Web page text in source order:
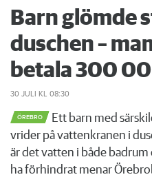
Barn glömde
duschen –
betala 300
30 JULI KL 08:30
ÖREBRO
Ett barn med
vrider på vattenkranen i
är det vatten i både
ha förhindrat menar